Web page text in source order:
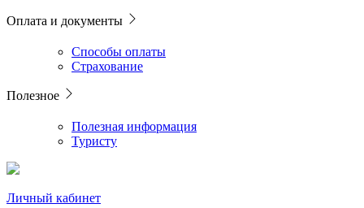
Оплата и документы
Способы оплаты
Страхование
Полезное
Полезная информация
Туристу
Личный кабинет